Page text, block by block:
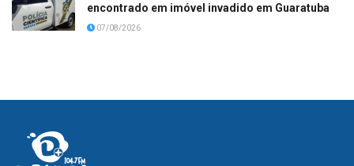
encontrado em imóvel invadido em Guaratuba
07/08/2026